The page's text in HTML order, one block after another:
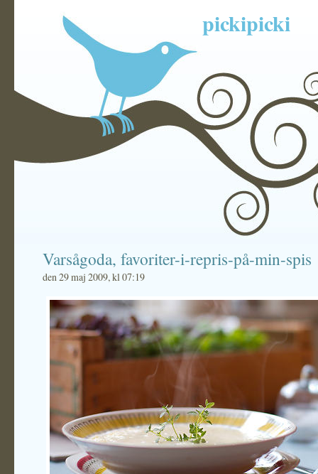
pickipicki
Varsågoda, favoriter-i-repris-på-min-spis
den 29 maj 2009, kl 07:19